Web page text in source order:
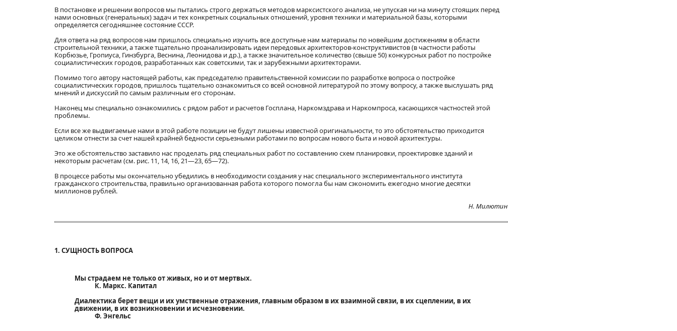
В постановке и решении вопросов мы пытались строго держаться методов марксистского анализа, не упуская ни на минуту стоящих перед
нами основных (генеральных) задач и тех конкретных социальных отношений, уровня техники и материальной базы, которыми
определяется сегодняшнее состояние СССР.
Для ответа на ряд вопросов нам пришлось специально изучить все доступные нам материалы по новейшим достижениям в области
строительной техники, а также тщательно проанализировать идеи передовых архитекторов-конструктивистов (в частности работы
Корбюзье, Гропиуса, Гинзбурга, Веснина, Леонидова и др.), а также значительное количество (свыше 50) конкурсных работ по постройке
социалистических городов, разработанных как советскими, так и зарубежными архитекторами.
Помимо того автору настоящей работы, как председателю правительственной комиссии по разработке вопроса о постройке
социалистических городов, пришлось тщательно ознакомиться со всей основной литературой по этому вопросу, а также выслушать ряд
мнений и дискуссий по самым различным его сторонам.
Наконец мы специально ознакомились с рядом работ и расчетов Госплана, Наркомздрава и Наркомпроса, касающихся частностей этой
проблемы.
Если все же выдвигаемые нами в этой работе позиции не будут лишены известной оригинальности, то это обстоятельство приходится
целиком отнести за счет нашей крайней бедности серьезными работами по вопросам нового быта и новой архитектуры.
Это же обстоятельство заставило нас проделать ряд специальных работ по составлению схем планировки, проектировке зданий и
некоторым расчетам (см. рис. 11, 14, 16, 21—23, 65—72).
В процессе работы мы окончательно убедились в необходимости создания у нас специального экспериментального института
гражданского строительства, правильно организованная работа которого помогла бы нам сэкономить ежегодно многие десятки
миллионов рублей.
Н. Милютин
1. СУЩНОСТЬ ВОПРОСА
Мы страдаем не только от живых, но и от мертвых.
К. Маркс. Капитал
Диалектика берет вещи и их умственные отражения, главным образом в их взаимной связи, в их сцеплении, в их
движении, в их возникновении и исчезновении.
Ф. Энгельс